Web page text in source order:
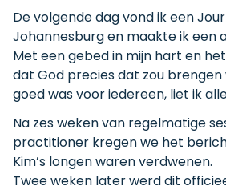
De volgende dag vond ik een
Johannesburg en maakte ik een
Met een gebed in mijn hart en
dat God precies dat zou
goed was voor iedereen, liet ik
Na zes weken van regelmatige
practitioner kregen we het
Kim’s longen waren verdwenen.
Twee weken later werd dit